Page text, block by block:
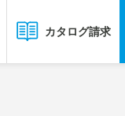
カタログ請求